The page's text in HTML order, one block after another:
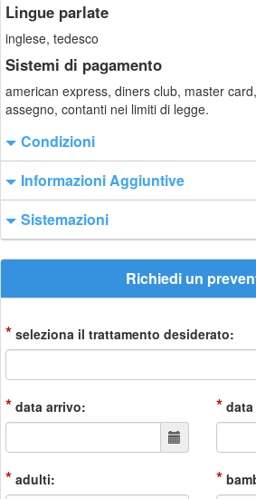
Lingue parlate
inglese, tedesco
Sistemi di pagamento
american express, diners club, master
assegno, contanti nei limiti di legge.
Condizioni
Informazioni Aggiuntive
Sistemazioni
Richiedi un
* seleziona il trattamento desiderato:
* data arrivo: *
* adulti: *